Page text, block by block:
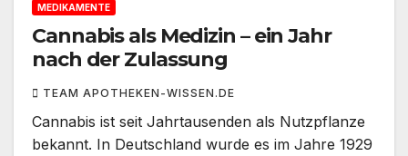
MEDIKAMENTE
Cannabis als Medizin – ein Jahr
nach der Zulassung
TEAM APOTHEKEN-WISSEN.DE
Cannabis ist seit Jahrtausenden als Nutzpflanze
bekannt. In Deutschland wurde es im Jahre 1929